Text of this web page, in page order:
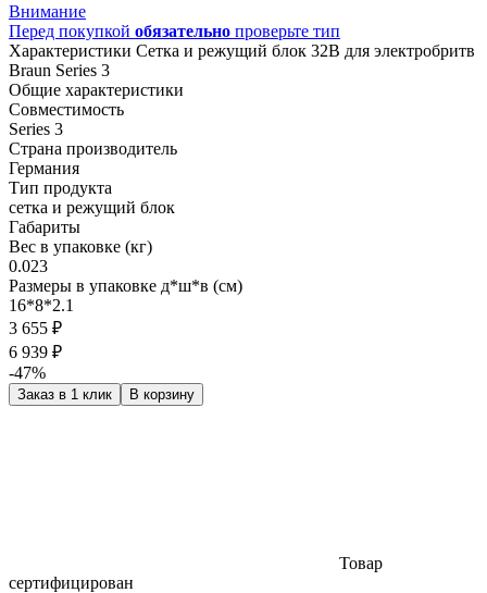
Внимание
Перед покупкой обязательно проверьте тип
Характеристики Сетка и режущий блок 32B для электробритв
Braun Series 3
Общие характеристики
Совместимость
Series 3
Страна производитель
Германия
Тип продукта
сетка и режущий блок
Габариты
Вес в упаковке (кг)
0.023
Размеры в упаковке д*ш*в (см)
16*8*2.1
3 655 ₽
6 939 ₽
-47%
Заказ в 1 клик В корзину
Товар
сертифицирован